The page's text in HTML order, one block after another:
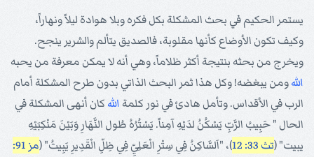
يستمر الحكيم في بحث المشكلة بكل فكره وبلا هوادة ليلاً ونهاراً،
وكيف تكون الأوضاع كأنها مقلوبة، فالصديق يتألم والشرير ينجح.
ويخرج من بحثه بنتيجة أكثر ظلاماً، وهي أنه لا يمكن معرفة من يحبه
اللهومن يبغضه! وكل هذا ثمر البحث الذاتي بدون طرح المشكلة أمام
الرب في الأقداس. وتأمل هادئ في نور كلمة الله كان أنهى المشكلة في
الحال " حَبِيبُ الرَّبِّ يَسْكُنُ لدَيْهِ آمِناً. يَسْتُرُهُ طُول النَّهَارِ وَبَيْنَ مَنْكِبَيْهِ
يبيت" (تث 33: 12 )، "اَلسَّاكِنُ فِي سِتْرِ الْعَلِيِّ فِي ظِلِّ الْقَدِيرِ يَبِيتُ" (
مز 91: